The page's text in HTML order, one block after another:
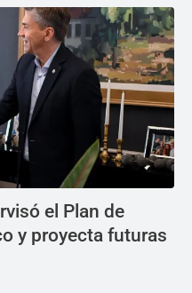
el Plan de
y proyecta futuras